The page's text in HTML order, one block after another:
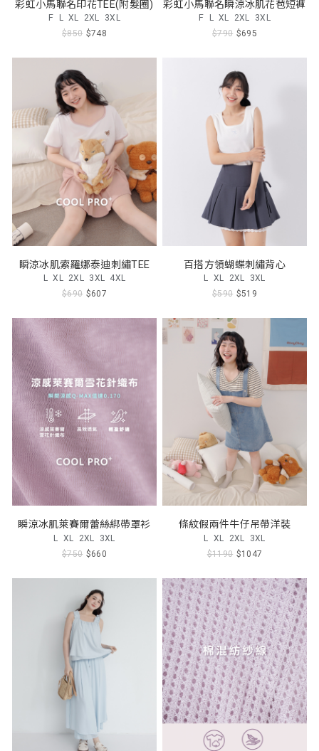
彩虹小馬聯名印花TEE(附髮圈)
F L XL 2XL 3XL
$850 $748
彩虹小馬聯名瞬涼冰肌花苞短褲
F L XL 2XL 3XL
$790 $695
瞬涼冰肌索羅娜泰迪刺繡TEE
L XL 2XL 3XL 4XL
$690 $607
百搭方領蝴蝶刺繡背心
L XL 2XL 3XL
$590 $519
瞬涼冰肌萊賽爾蕾絲綁帶罩衫
L XL 2XL 3XL
$750 $660
條紋假兩件牛仔吊帶洋裝
L XL 2XL 3XL
$1190 $1047